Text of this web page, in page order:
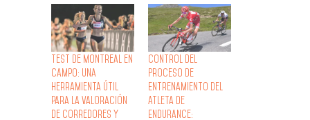
Test de Montreal en
Campo: Una
Herramienta Útil
para la Valoración
de Corredores y
Control del
Proceso de
Entrenamiento del
Atleta de
Endurance: